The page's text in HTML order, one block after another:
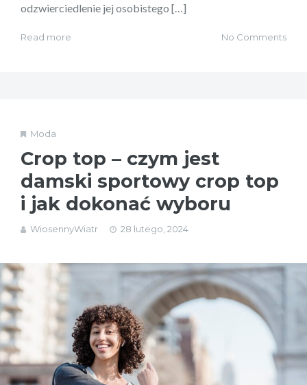
odzwierciedlenie jej osobistego […]
Read more No Comments
Moda
Crop top – czym jest
damski sportowy crop top
i jak dokonać wyboru
WiosennyWiatr 28 lutego, 2024